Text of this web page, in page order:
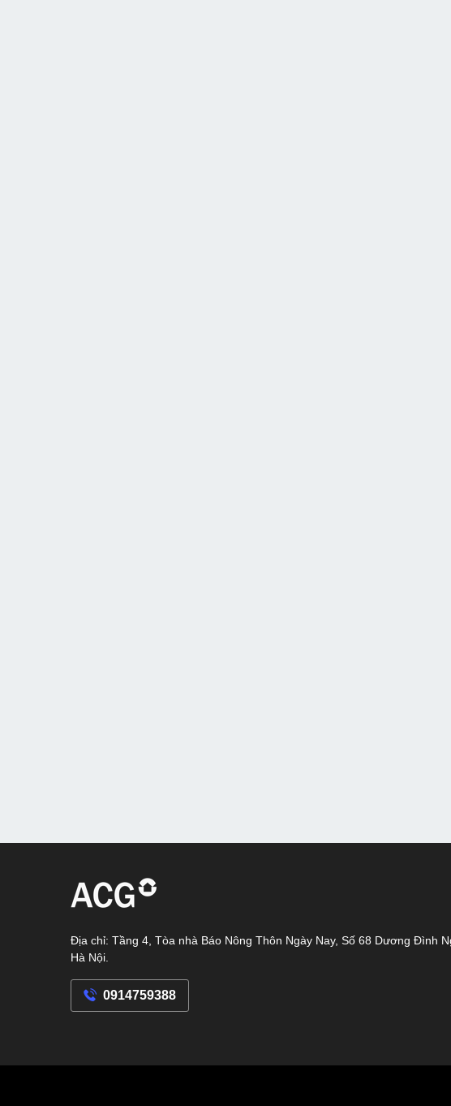
Địa chỉ: Tầng 4, Tòa nhà Báo Nông Thôn Ngày Nay, Số 68 Dương Đình
Hà Nội.
0914759388